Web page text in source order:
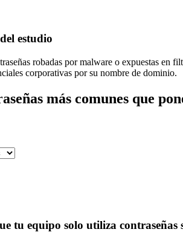
estudio
robadas por malware o expuestas en
corporativas por su nombre de dominio.
más comunes que
tu equipo solo utiliza contraseñas